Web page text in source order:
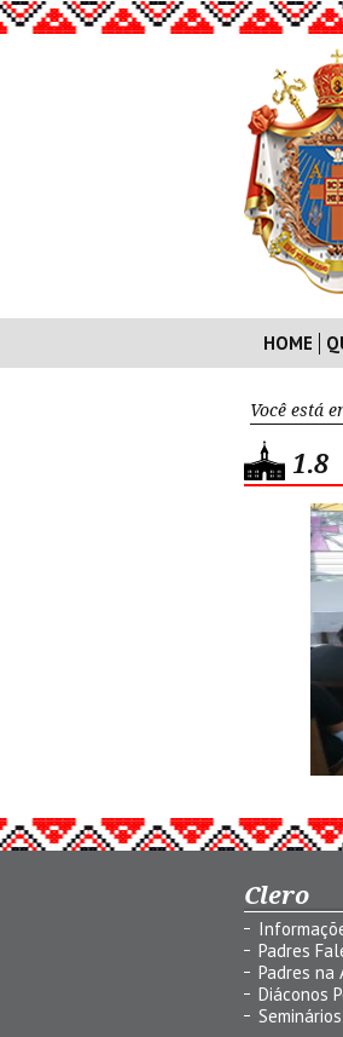
HOME
Você está
1.8
Clero
Padres
Padres na
Diáconos
Seminários